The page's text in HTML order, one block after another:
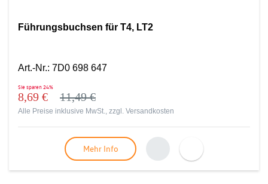
Führungsbuchsen für T4, LT2
Art.-Nr.: 7D0 698 647
Sie sparen24%
8,69 € 11,49 €
Alle Preise inklusive MwSt., zzgl. Versandkosten
Mehr Info